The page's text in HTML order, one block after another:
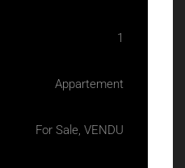
1
Appartement
For Sale, VENDU